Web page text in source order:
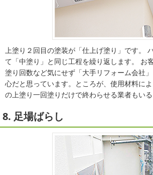
上塗り２回目の塗装が「仕上げ塗り」です。
て「中塗り」と同じ工程を繰り返します。 お
塗り回数など気にせず「大手リフォーム会社
心だと思っています。ところが、使用材料に
の上塗り一回塗りだけで終わらせる業者もいる
8. 足場ばらし